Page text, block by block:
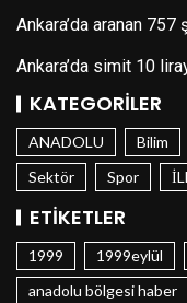
Ankara’da aranan 757
Ankara’da simit 10
KATEGORILER
ANADOLU Bilim
Sektör
Spor
ETIKETLER
1999 1999eylül
anadolu bölgesi haber